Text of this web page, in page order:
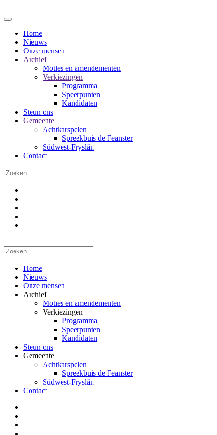
Home
Nieuws
Onze mensen
Archief
Moties en amendementen
Verkiezingen
Programma
Speerpunten
Kandidaten
Steun ons
Gemeente
Achtkarspelen
Spreekbuis de Feanster
Súdwest-Fryslân
Contact
Home
Nieuws
Onze mensen
Archief
Moties en amendementen
Verkiezingen
Programma
Speerpunten
Kandidaten
Steun ons
Gemeente
Achtkarspelen
Spreekbuis de Feanster
Súdwest-Fryslân
Contact